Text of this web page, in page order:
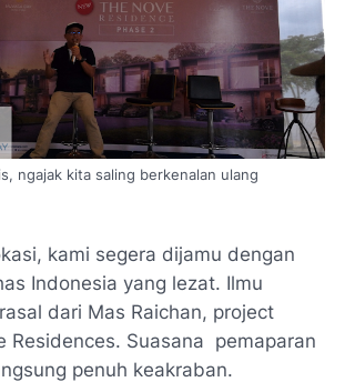
ngajak kita saling berkenalan ulang
kami segera dijamu dengan
Indonesia yang lezat. Ilmu
dari Mas Raichan, project
Residences. Suasana pemaparan
penuh keakraban.